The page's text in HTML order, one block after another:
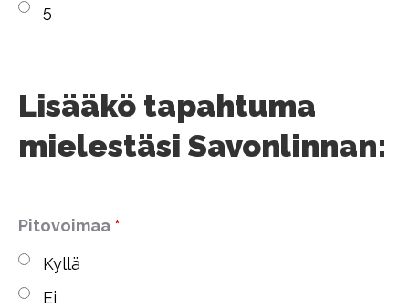
5
Lisääkö tapahtuma
mielestäsi Savonlinnan:
Pitovoimaa *
Kyllä
Ei